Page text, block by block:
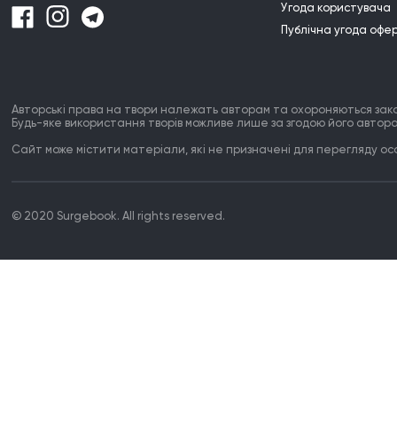
Угода користувача
Публічна угода
Авторські права на твори належать авторам та охороняються
Будь-яке використання творів можливе лише за згодою його
Сайт може містити матеріали, які не призначені для перегляду
© 2020 Surgebook. All rights reserved.